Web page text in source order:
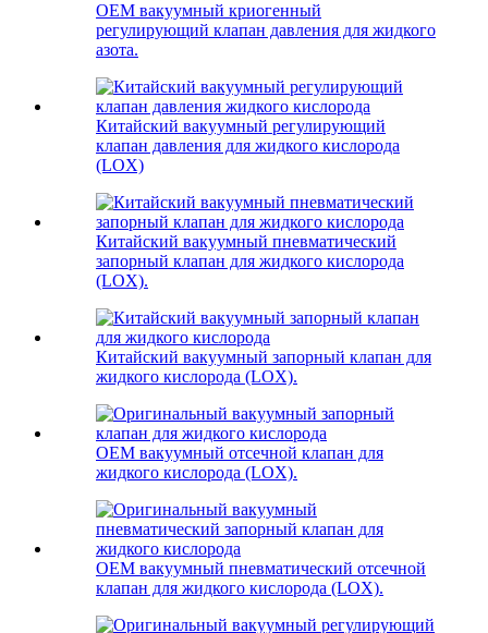
OEM вакуумный криогенный
регулирующий клапан давления для жидкого
азота.
Китайский вакуумный регулирующий
клапан давления для жидкого кислорода
(LOX)
Китайский вакуумный пневматический
запорный клапан для жидкого кислорода
(LOX).
Китайский вакуумный запорный клапан для
жидкого кислорода (LOX).
OEM вакуумный отсечной клапан для
жидкого кислорода (LOX).
OEM вакуумный пневматический отсечной
клапан для жидкого кислорода (LOX).